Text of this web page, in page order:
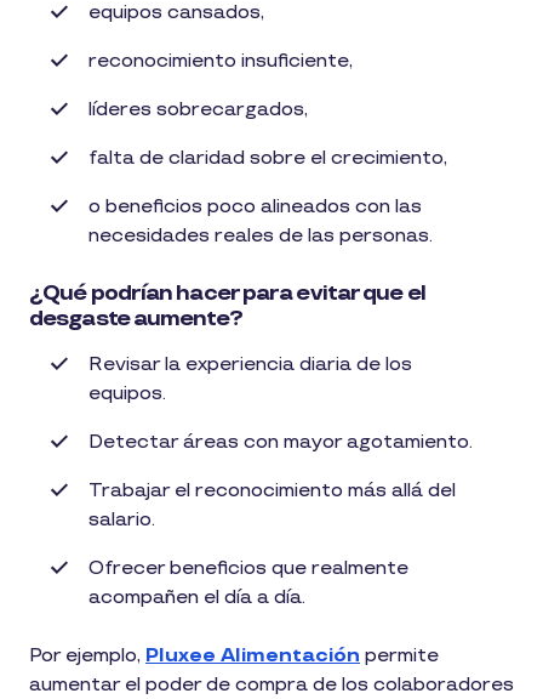
equipos cansados,
reconocimiento insuficiente,
líderes sobrecargados,
falta de claridad sobre el crecimiento,
o beneficios poco alineados con las
necesidades reales de las personas.
¿Qué podrían hacer para evitar que el
desgaste aumente?
Revisar la experiencia diaria de los
equipos.
Detectar áreas con mayor agotamiento.
Trabajar el reconocimiento más allá del
salario.
Ofrecer beneficios que realmente
acompañen el día a día.
Por ejemplo, Pluxee Alimentación permite
aumentar el poder de compra de los colaboradores